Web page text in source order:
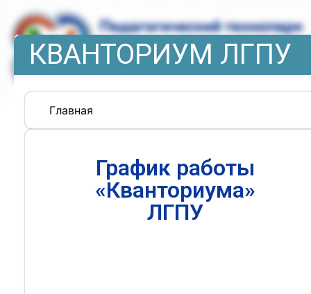
КВАНТОРИУМ ЛГПУ
Главная
График работы
«Кванториума»
ЛГПУ